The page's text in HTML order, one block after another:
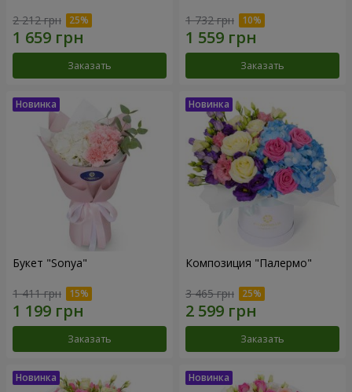
2 212 грн
Заказать
1 732 грн
Заказать
Букет "Sonya"
1 411 грн
Заказать
Композиция "Палермо"
3 465 грн
Заказать